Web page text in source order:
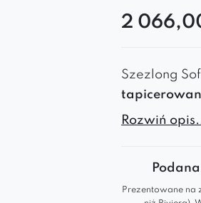
2
Szezlong
biurze.
Rozwiń
Prezentowane na